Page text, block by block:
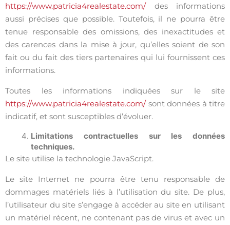
https://www.patricia4realestate.com/des informations
aussi précises que possible. Toutefois, il ne pourra être
tenue responsable des omissions, des inexactitudes et
des carences dans la mise à jour, qu’elles soient de son
fait ou du fait des tiers partenaires qui lui fournissent ces
informations.
Toutes les informations indiquées sur le site
https://www.patricia4realestate.com/sont données à titre
indicatif, et sont susceptibles d’évoluer.
Limitations contractuelles sur les données
techniques.
Le site utilise la technologie JavaScript.
Le site Internet ne pourra être tenu responsable de
dommages matériels liés à l’utilisation du site. De plus,
l’utilisateur du site s’engage à accéder au site en utilisant
un matériel récent, ne contenant pas de virus et avec un